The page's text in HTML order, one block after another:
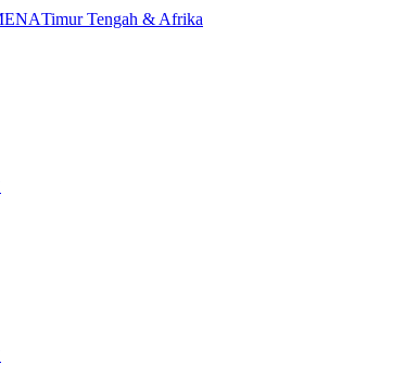
Timur Tengah & Afrika